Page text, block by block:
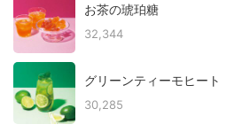
お茶の琥珀糖
32,344
グリーンティーモヒート
30,285